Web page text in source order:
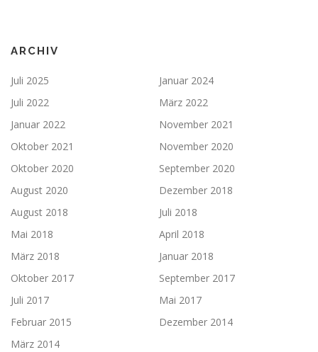
ARCHIV
Juli 2025
Januar 2024
Juli 2022
März 2022
Januar 2022
November 2021
Oktober 2021
November 2020
Oktober 2020
September 2020
August 2020
Dezember 2018
August 2018
Juli 2018
Mai 2018
April 2018
März 2018
Januar 2018
Oktober 2017
September 2017
Juli 2017
Mai 2017
Februar 2015
Dezember 2014
März 2014